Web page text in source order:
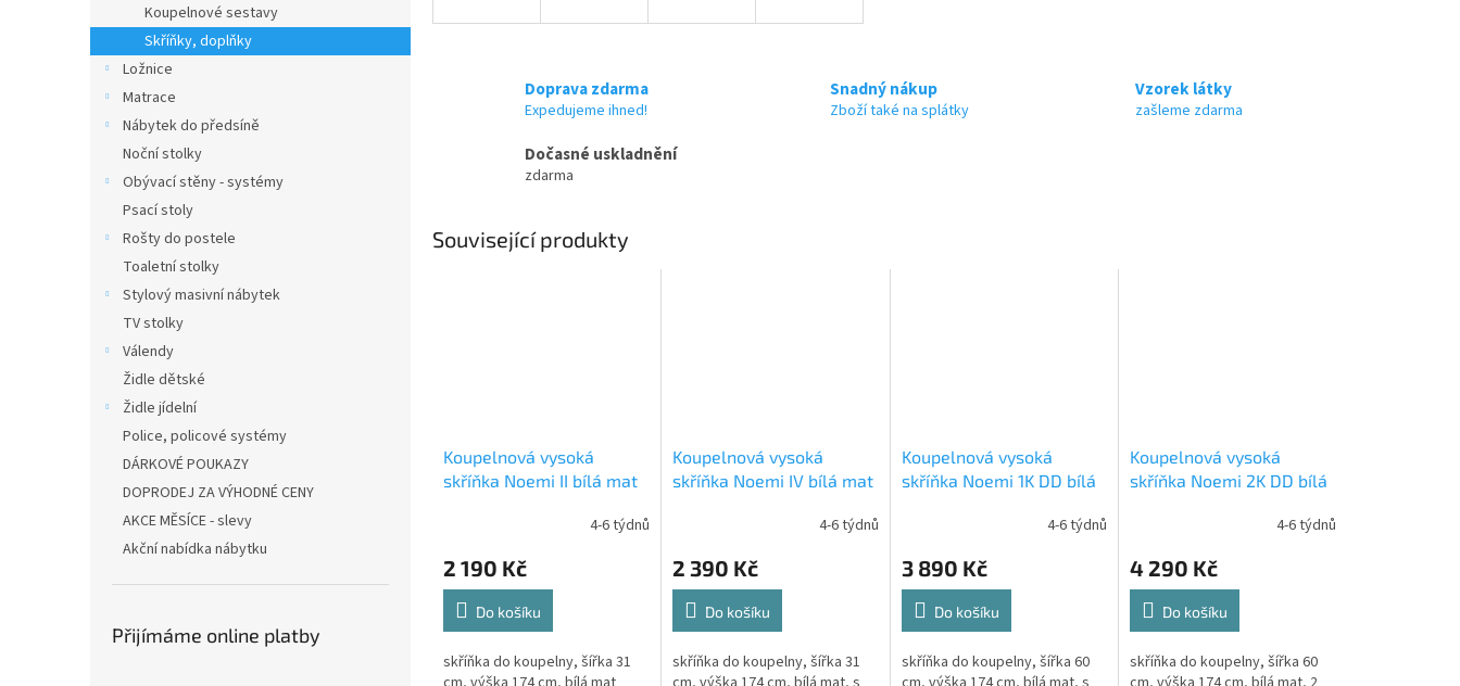
Koupelnové sestavy
Skříňky, doplňky
Ložnice
Matrace
Nábytek do předsíně
Noční stolky
Obývací stěny - systémy
Psací stoly
Rošty do postele
Toaletní stolky
Stylový masivní nábytek
TV stolky
Válendy
Židle dětské
Židle jídelní
Police, policové systémy
DÁRKOVÉ POUKAZY
DOPRODEJ ZA VÝHODNÉ CENY
AKCE MĚSÍCE - slevy
Akční nabídka nábytku
Přijímáme online platby
Doprava zdarma
Expedujeme ihned!
Snadný nákup
Zboží také na splátky
Vzorek látky
zašleme zdarma
Dočasné uskladnění
zdarma
Související produkty
Koupelnová vysoká
skříňka Noemi II bílá mat
4-6 týdnů
2 190 Kč
Do košíku
skříňka do koupelny, šířka 31
Koupelnová vysoká
skříňka Noemi IV bílá mat
4-6 týdnů
2 390 Kč
Do košíku
skříňka do koupelny, šířka 31
Koupelnová vysoká
skříňka Noemi 1K DD bílá
4-6 týdnů
3 890 Kč
Do košíku
skříňka do koupelny, šířka 60
Koupelnová vysoká
skříňka Noemi 2K DD bílá
4-6 týdnů
4 290 Kč
Do košíku
skříňka do koupelny, šířka 60